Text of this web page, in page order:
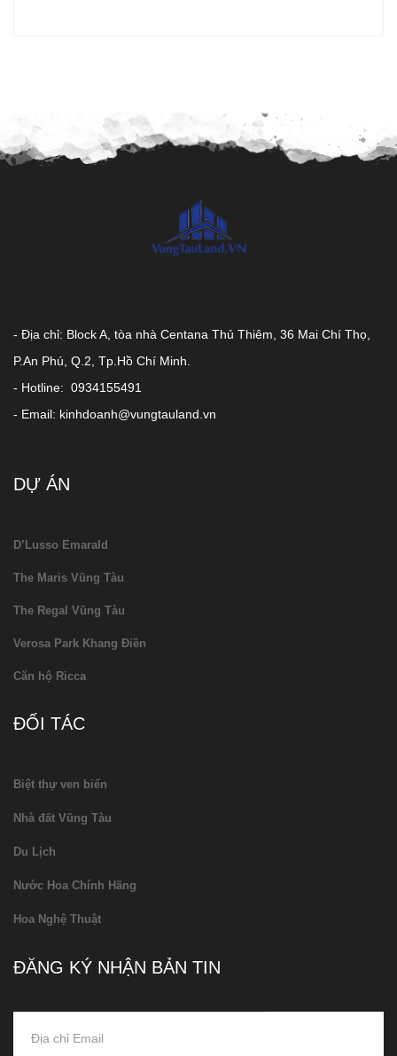
- Địa chỉ: Block A, tòa nhà Centana Thủ Thiêm, 36 Mai Chí Thọ,
P.An Phú, Q.2, Tp.Hồ Chí Minh.
- Hotline: 0934155491
- Email: kinhdoanh@vungtauland.vn
DỰ ÁN
D’Lusso Emarald
The Maris Vũng Tàu
The Regal Vũng Tàu
Verosa Park Khang Điền
Căn hộ Ricca
ĐỐI TÁC
Biệt thự ven biển
Nhà đất Vũng Tàu
Du Lịch
Nước Hoa Chính Hãng
Hoa Nghệ Thuật
ĐĂNG KÝ NHẬN BẢN TIN